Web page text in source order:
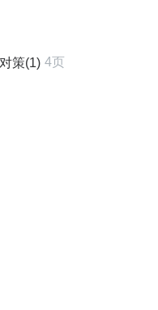
策(1) 4页